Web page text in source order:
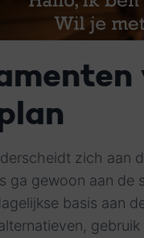
zich aan
ga gewoon aan
basis aan